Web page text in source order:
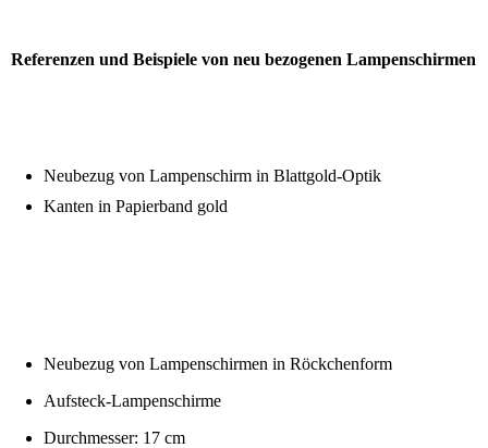
Referenzen und Beispiele von neu bezogenen Lampenschirmen
Neubezug von Lampenschirm in Blattgold-Optik
Kanten in Papierband gold
Neubezug von Lampenschirmen in Röckchenform
Aufsteck-Lampenschirme
Durchmesser: 17 cm